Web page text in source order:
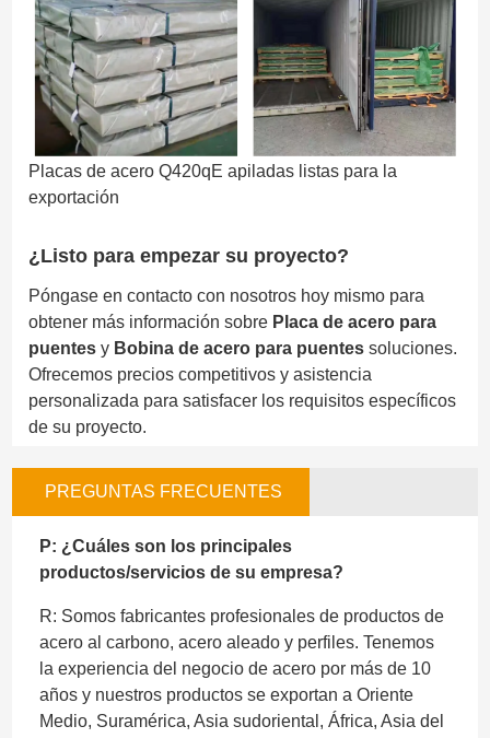
Placas de acero Q420qE apiladas listas para la
exportación
¿Listo para empezar su proyecto?
Póngase en contacto con nosotros hoy mismo para
obtener más información sobre Placa de acero para
puentes y Bobina de acero para puentes soluciones.
Ofrecemos precios competitivos y asistencia
personalizada para satisfacer los requisitos específicos
de su proyecto.
PREGUNTAS FRECUENTES
P: ¿Cuáles son los principales
productos/servicios de su empresa?
R: Somos fabricantes profesionales de productos de
acero al carbono, acero aleado y perfiles. Tenemos
la experiencia del negocio de acero por más de 10
años y nuestros productos se exportan a Oriente
Medio, Suramérica, Asia sudoriental, África, Asia del